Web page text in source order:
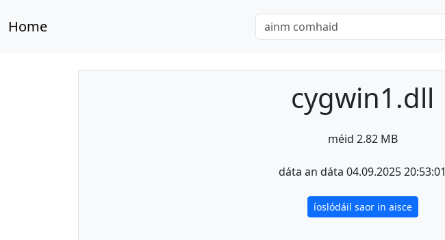
Home
cygwin1.dll
méid 2.82 MB
dáta an dáta 04.09.2025 20:53:01
íoslódáil saor in aisce